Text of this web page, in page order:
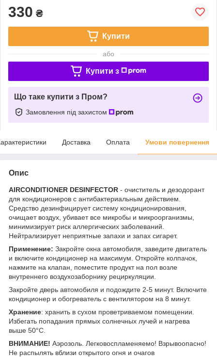
330 ₴
Купити
або
Купити з
Що таке купити з Пром?
Замовлення під захистом
Доставка Оплата Умови повернення
Опис
AIRCONDITIONER DESINFECTOR - очиститель и дезодорант
для кондиционеров с антибактериальным действием.
Средство дезинфицирует систему кондиционирования,
очищает воздух, убивает все микробы и микроорганизмы,
минимизирует риск аллергических заболеваний.
Нейтрализирует неприятные запахи и запах сигарет.
Применение: Закройте окна автомобиля, заведите двигатель
и включите кондиционер на максимум. Откройте колпачок,
нажмите на клапан, поместите продукт на пол возле
внутреннего воздухозаборнику рециркуляции.
Закройте дверь автомобиля и подождите 2-5 минут. Включите
кондиционер и обогреватель с вентилятором на 8 минут.
Хранение: хранить в сухом проветриваемом помещении.
Избегать попадания прямых солнечных лучей и нагрева
выше 50°С.
ВНИМАНИЕ! Аэрозоль. Легковоспламеняемо! Взрывоопасно!
Не распылять вблизи открытого огня и очагов